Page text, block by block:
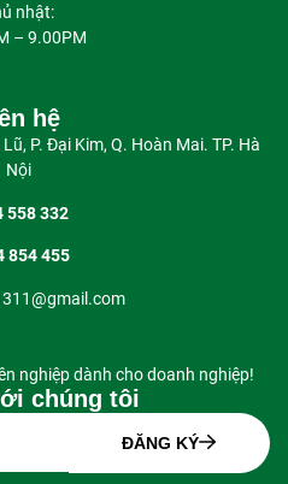
nhật:
– 9.00PM
hệ
P. Đại Kim, Q. Hoàn Mai. TP. Hà
Nội
558 332
854 455
nghiệp dành cho doanh nghiệp!
chúng tôi
ĐĂNG KÝ